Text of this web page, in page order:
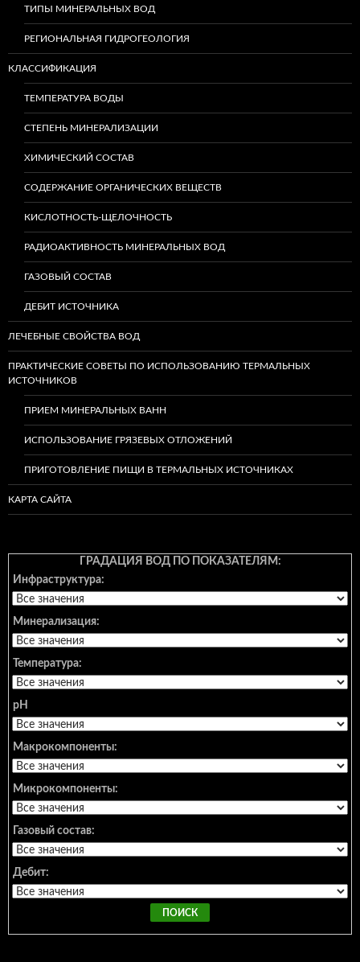
ТИПЫ МИНЕРАЛЬНЫХ ВОД
РЕГИОНАЛЬНАЯ ГИДРОГЕОЛОГИЯ
КЛАССИФИКАЦИЯ
ТЕМПЕРАТУРА ВОДЫ
СТЕПЕНЬ МИНЕРАЛИЗАЦИИ
ХИМИЧЕСКИЙ СОСТАВ
СОДЕРЖАНИЕ ОРГАНИЧЕСКИХ ВЕЩЕСТВ
КИСЛОТНОСТЬ-ЩЕЛОЧНОСТЬ
РАДИОАКТИВНОСТЬ МИНЕРАЛЬНЫХ ВОД
ГАЗОВЫЙ СОСТАВ
ДЕБИТ ИСТОЧНИКА
ЛЕЧЕБНЫЕ СВОЙСТВА ВОД
ПРАКТИЧЕСКИЕ СОВЕТЫ ПО ИСПОЛЬЗОВАНИЮ ТЕРМАЛЬНЫХ
ИСТОЧНИКОВ
ПРИЕМ МИНЕРАЛЬНЫХ ВАНН
ИСПОЛЬЗОВАНИЕ ГРЯЗЕВЫХ ОТЛОЖЕНИЙ
ПРИГОТОВЛЕНИЕ ПИЩИ В ТЕРМАЛЬНЫХ ИСТОЧНИКАХ
КАРТА САЙТА
ГРАДАЦИЯ ВОД ПО ПОКАЗАТЕЛЯМ:
Инфраструктура:
Минерализация:
Температура:
pH
Макрокомпоненты:
Микрокомпоненты:
Газовый состав:
Дебит: